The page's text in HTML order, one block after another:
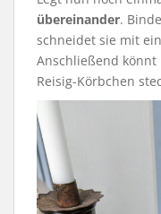
übereinander.
schneidet sie mit
Anschließend könnt
Reisig-Körbchen